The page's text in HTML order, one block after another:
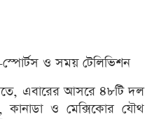
স্পোর্টস ও সময় টেলিভিশন
এবারের আসরে ৪৮টি দল
কানাডা ও মেক্সিকোর যৌথ